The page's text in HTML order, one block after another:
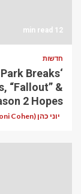
12 min read
חדשות
Breaks
“Fallout” &
2 Hopes
יוני כהן (Yoni Cohen)